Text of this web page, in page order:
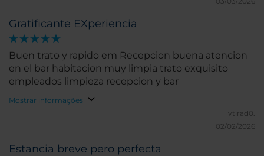
Gratificante EXperiencia
Buen trato y rapido em Recepcion buena atencion
en el bar habitacion muy limpia trato exquisito
empleados limpieza recepcion y bar
Mostrar informações
vtirad0.
02/02/2026
Estancia breve pero perfecta